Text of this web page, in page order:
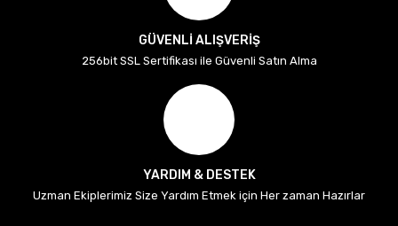
GÜVENLİ ALIŞVERİŞ
256bit SSL Sertifikası ile Güvenli Satın Alma
YARDIM & DESTEK
Uzman Ekiplerimiz Size Yardım Etmek için Her zaman Hazırlar